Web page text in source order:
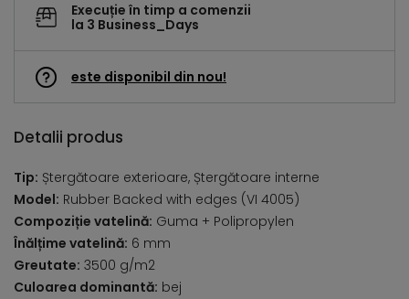
Execuție în timp a comenzii
la 3 Business_Days
este disponibil din nou!
Detalii produs
Tip: Ștergătoare exterioare, Ștergătoare interne
Model: Rubber Backed with edges (VI 4005)
Compoziție vatelină: Guma + Polipropylen
Înălțime vatelină: 6 mm
Greutate: 3500 g/m2
Culoarea dominantă: bej